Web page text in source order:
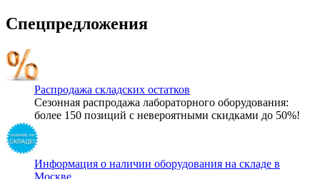
Спецпредложения
Распродажа складских остатков
Сезонная распродажа лабораторного оборудования:
более 150 позиций с невероятными скидками до 50%!
Информация о наличии оборудования на складе в
Москве